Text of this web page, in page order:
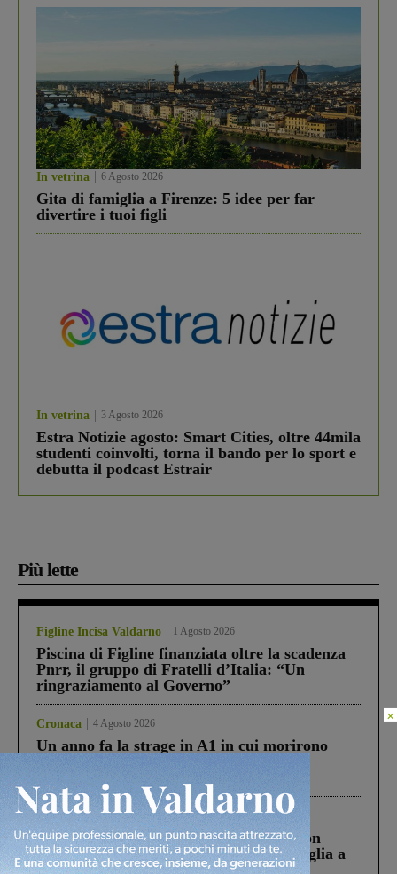
In vetrina 6 Agosto 2026
Gita di famiglia a Firenze: 5 idee per far
divertire i tuoi figli
In vetrina 3 Agosto 2026
Estra Notizie agosto: Smart Cities, oltre 44mila
studenti coinvolti, torna il bando per lo sport e
debutta il podcast Estrair
Più lette
Figline Incisa Valdarno 1 Agosto 2026
Piscina di Figline finanziata oltre la scadenza
Pnrr, il gruppo di Fratelli d’Italia: “Un
ringraziamento al Governo”
Cronaca 4 Agosto 2026
Un anno fa la strage in A1 in cui morirono
processo, lo stop ai sorpassi fra tir....
Cronaca 3 Agosto 2026
Scomparso da una struttura di Castiglion
Fiorentino l’uomo che aveva ucciso la figlia a
Levane nel 2020
×